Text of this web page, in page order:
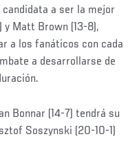
a ser la mejor
y Matt Brown (13-8),
a los fanáticos con cada
a desarrollarse de
Bonnar (14-7) tendrá su
Soszynski (20-10-1)